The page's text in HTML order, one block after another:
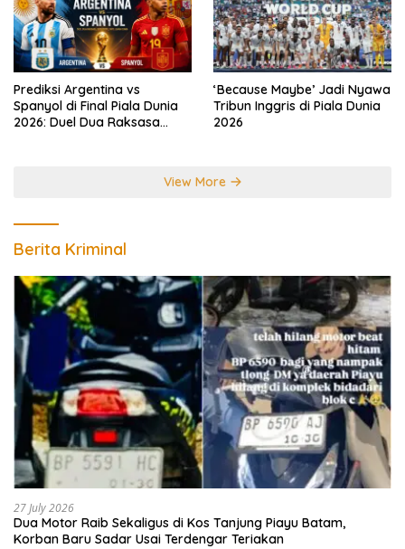
Prediksi Argentina vs
Spanyol di Final Piala Dunia
2026: Duel Dua Raksasa
‘Because Maybe’ Jadi Nyawa
Tribun Inggris di Piala Dunia
2026
View More
Berita Kriminal
27 July 2026
Dua Motor Raib Sekaligus di Kos Tanjung Piayu Batam,
Korban Baru Sadar Usai Terdengar Teriakan